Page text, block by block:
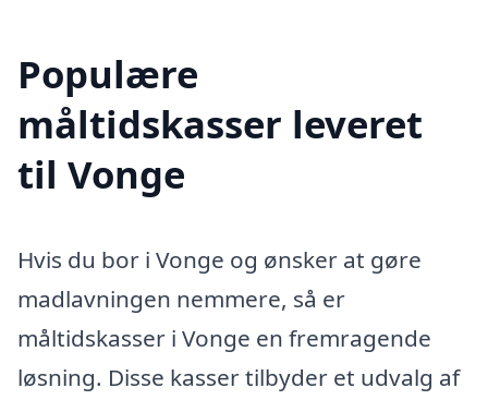
Populære
måltidskasser leveret
til Vonge
Hvis du bor i Vonge og ønsker at gøre
madlavningen nemmere, så er
måltidskasser i Vonge en fremragende
løsning. Disse kasser tilbyder et udvalg af